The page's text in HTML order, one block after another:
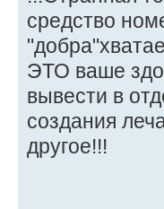
средство
ЭТО ваше
вывести в
создания
другое!!!